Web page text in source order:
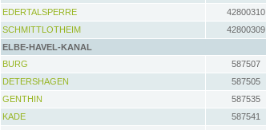
EDERTALSPERRE
42800310
SCHMITTLOTHEIM
42800309
ELBE-HAVEL-KANAL
BURG
587507
DETERSHAGEN
587505
GENTHIN
587535
KADE
587541